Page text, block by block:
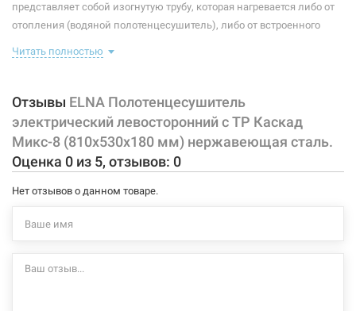
Тип подключения: левосторонний
Материал корпуса:
представляет собой изогнутую трубу, которая нагревается либо от
отопления (водяной полотенцесушитель), либо от встроенного
правильно подобранный полотенцесушитель станет
Характеристики и конфигурация изделия, а также комплектация
товара могут изменяться производителем без уведомления. За
внесенные производителем изменения, магазин ответственности
не несет.
Читать полностью
Отзывы ELNA Полотенцесушитель
электрический левосторонний с ТР Каскад
Микс-8 (810х530х180 мм) нержавеющая сталь.
Оценка 0 из 5, отзывов: 0
Нет отзывов о данном товаре.